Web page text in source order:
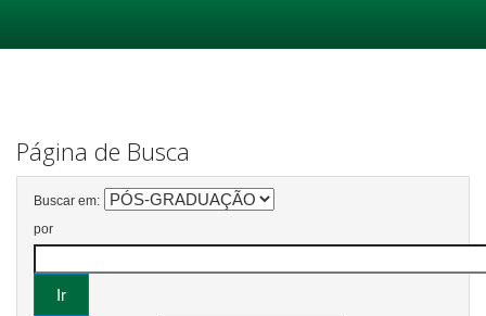
Página de Busca
Buscar em:
por